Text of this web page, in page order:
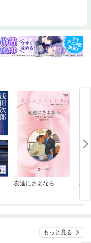
友達にさよなら 私
もっと見る